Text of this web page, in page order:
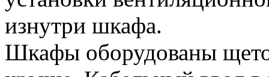
изнутри шкафа.
Шкафы оборудованы